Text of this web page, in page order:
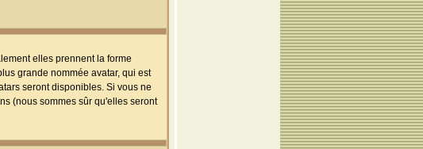
elles prennent la forme
grande nommée avatar, qui est
seront disponibles. Si vous ne
(nous sommes sûr qu'elles seront